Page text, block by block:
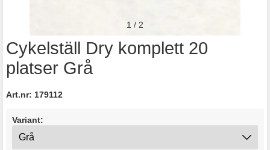
Cykelställ Dry komplett 20
platser Grå
Art.nr: 179112
Variant:
1 / 2